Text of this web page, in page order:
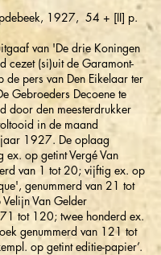
1927, 54 + [II] p.
van 'De drie Koningen
cezet (si)uit de Garamont-
pers van Den Eikelaar ter
Gebroeders Decoene te
door den meesterdrukker
in de maand
1927. De oplaag
ex. op getint Vergé Van
van 1 tot 20; vijftig ex. op
genummerd van 21 tot
Van Gelder
tot 120; twee honderd ex.
genummerd van 121 tot
op getint editie-papier’.